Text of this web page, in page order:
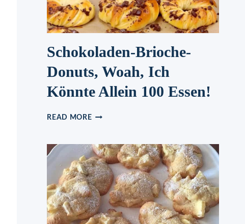
Schokoladen-Brioche-
Donuts, Woah, Ich
Könnte Allein 100 Essen!
READ MORESCHOKOLADEN-
WOAH,
ICH
KÖNNTE
ALLEIN
100
ESSEN!